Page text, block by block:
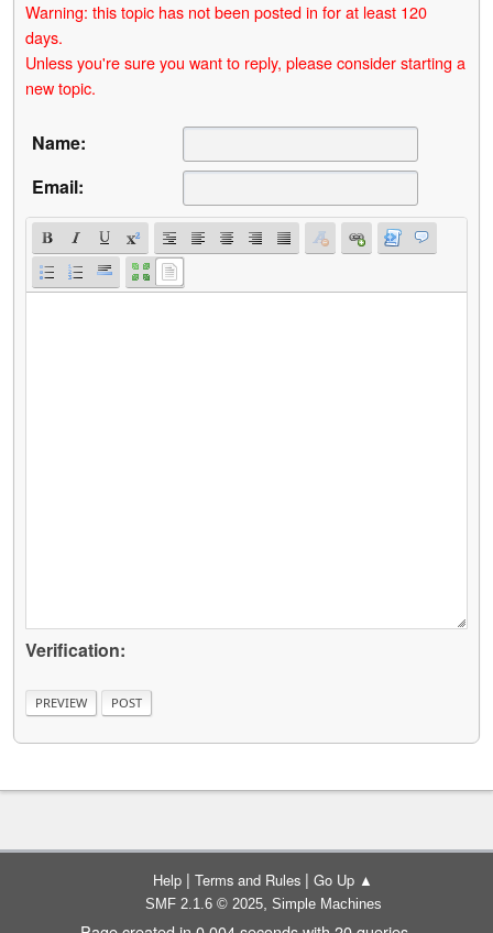
Warning: this topic has not been posted in for at least 120
days.
Unless you're sure you want to reply, please consider starting a
new topic.
Name:
Email:
Verification:
Help | Terms and Rules | Go Up ▲
SMF 2.1.6 © 2025, Simple Machines